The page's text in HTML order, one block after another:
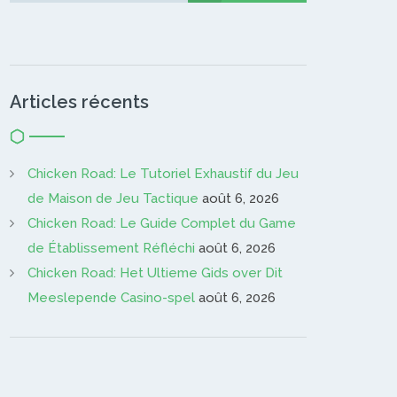
Articles récents
Chicken Road: Le Tutoriel Exhaustif du Jeu
de Maison de Jeu Tactique août 6, 2026
Chicken Road: Le Guide Complet du Game
de Établissement Réfléchi août 6, 2026
Chicken Road: Het Ultieme Gids over Dit
Meeslepende Casino-spel août 6, 2026